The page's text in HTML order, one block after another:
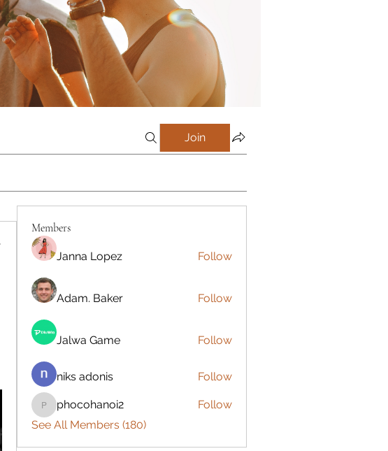
Join
Members
Janna Lopez Follow
Adam. Baker Follow
Jalwa Game Follow
niks adonis Follow
phocohanoi2
phocohanoi2
Follow
See All Members (180)